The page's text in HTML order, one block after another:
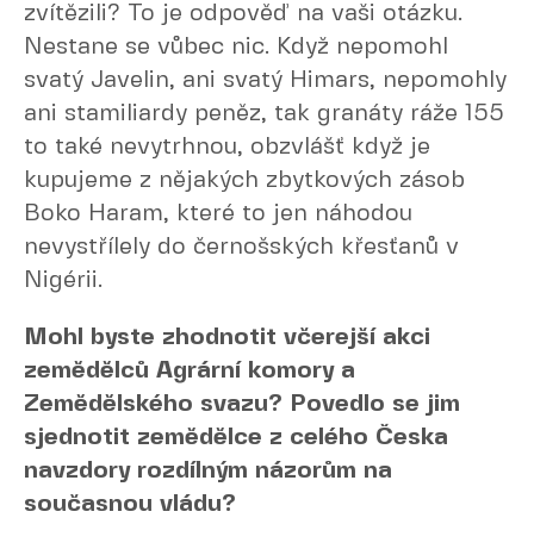
zvítězili? To je odpověď na vaši otázku.
Nestane se vůbec nic. Když nepomohl
svatý Javelin, ani svatý Himars, nepomohly
ani stamiliardy peněz, tak granáty ráže 155
to také nevytrhnou, obzvlášť když je
kupujeme z nějakých zbytkových zásob
Boko Haram, které to jen náhodou
nevystřílely do černošských křesťanů v
Nigérii.
Mohl byste zhodnotit včerejší akci
zemědělců Agrární komory a
Zemědělského svazu? Povedlo se jim
sjednotit zemědělce z celého Česka
navzdory rozdílným názorům na
současnou vládu?